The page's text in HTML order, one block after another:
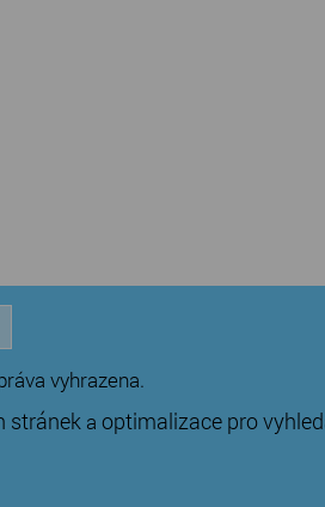
vyhrazena.
stránek a optimalizace pro